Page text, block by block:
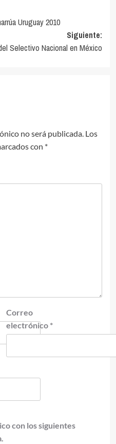
Uruguay 2010
Siguiente:
Selectivo Nacional en México
no será publicada. Los
con *
Correo
electrónico *
con los siguientes